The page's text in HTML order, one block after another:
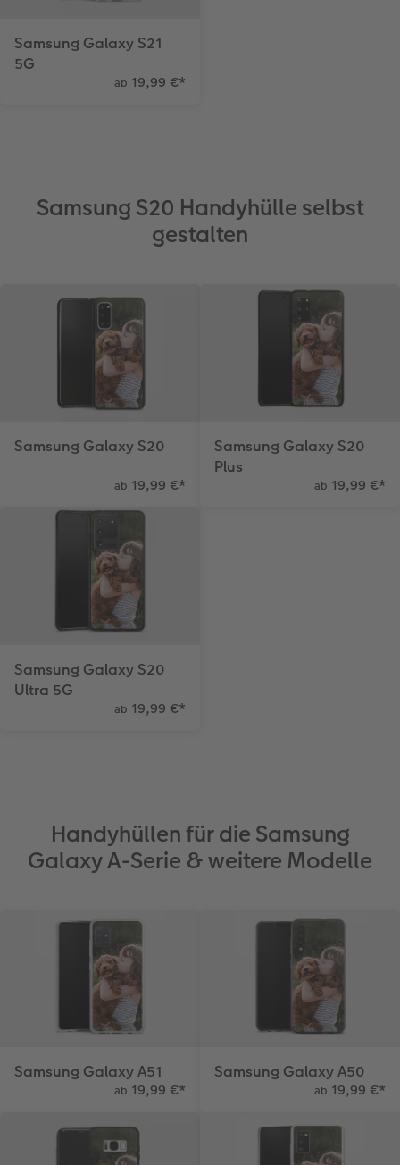
Samsung Galaxy S21
5G
ab 19,99 €*
Samsung S20 Handyhülle selbst
gestalten
Samsung Galaxy S20
ab 19,99 €*
Samsung Galaxy S20
Plus
ab 19,99 €*
Samsung Galaxy S20
Ultra 5G
ab 19,99 €*
Handyhüllen für die Samsung
Galaxy A-Serie & weitere Modelle
Samsung Galaxy A51
ab 19,99 €*
Samsung Galaxy A50
ab 19,99 €*